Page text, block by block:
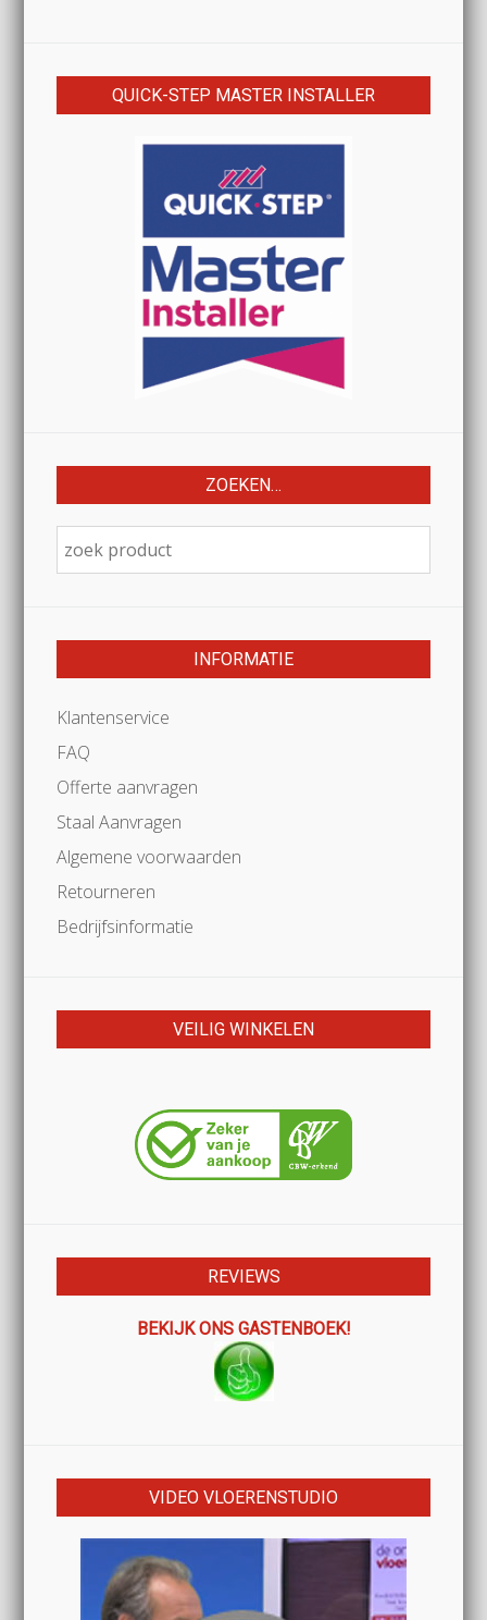
QUICK-STEP MASTER INSTALLER
ZOEKEN…
INFORMATIE
Klantenservice
FAQ
Offerte aanvragen
Staal Aanvragen
Algemene voorwaarden
Retourneren
Bedrijfsinformatie
VEILIG WINKELEN
REVIEWS
BEKIJK ONS GASTENBOEK!
VIDEO VLOERENSTUDIO